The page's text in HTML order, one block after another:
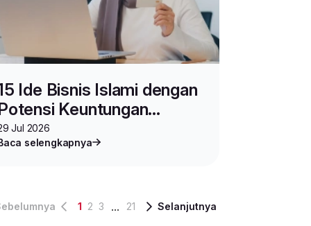
Ide Bisnis Islami dengan
Keuntungan
Jul 2026
selengkapnya
1 2 3 ... 21 Selanjutnya